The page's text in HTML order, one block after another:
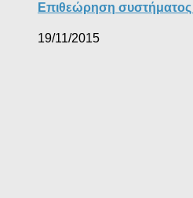
Επιθεώρηση
19/11/2015